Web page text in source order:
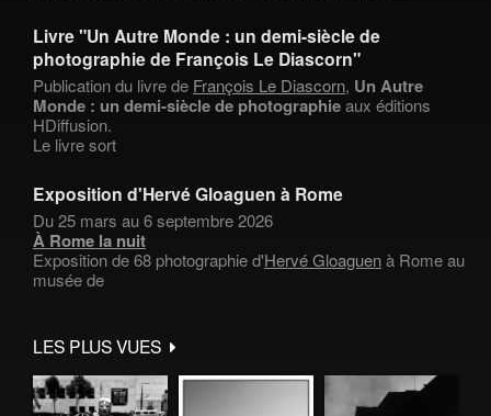
Livre "Un Autre Monde : un demi-siècle de
photographie de François Le Diascorn"
Publication du livre de François Le Diascorn, Un Autre
Monde : un demi-siècle de photographieaux éditions
HDiffusion.
Le livre sort
Exposition d'Hervé Gloaguen à Rome
Du 25 mars au 6 septembre 2026
À Rome la nuit
Exposition de 68 photographie d'Hervé Gloaguenà Rome au
musée de
LES PLUS VUES